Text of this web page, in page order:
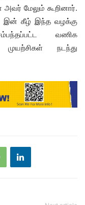
அவர் மேலும் கூறினார்.
இன் கீழ் இந்த வழக்கு
வணிக
முயற்சிகள் நடந்து